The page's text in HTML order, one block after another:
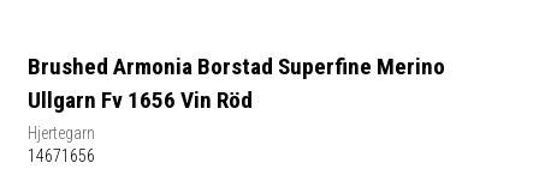
Brushed Armonia Borstad Superfine Merino
Ullgarn Fv 1656 Vin Röd
Hjertegarn
14671656